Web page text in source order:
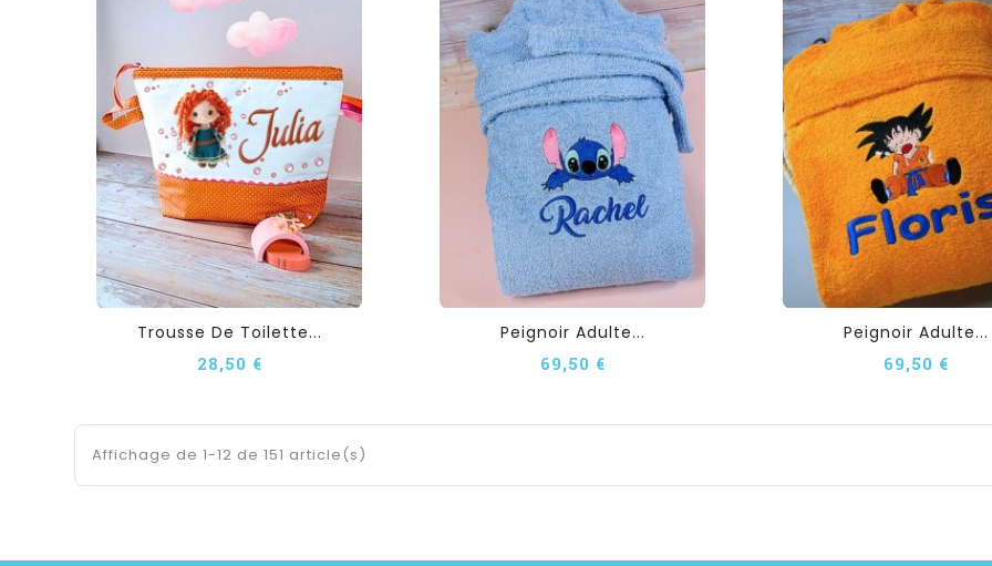
Trousse De Toilette...
28,50 €
Peignoir Adulte...
69,50 €
Peignoir Adulte...
69,50 €
Affichage de 1-12 de 151 article(s)